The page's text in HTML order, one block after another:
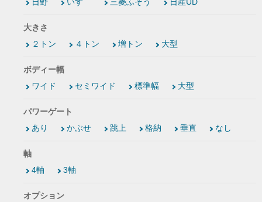
大きさ
２トン
４トン 増トン 大型
ボディー幅
ワイド
セミワイド 標準幅 大型
パワーゲート
あり
かぶせ 跳上 格納 垂直 なし
軸
4軸
3軸
オプション